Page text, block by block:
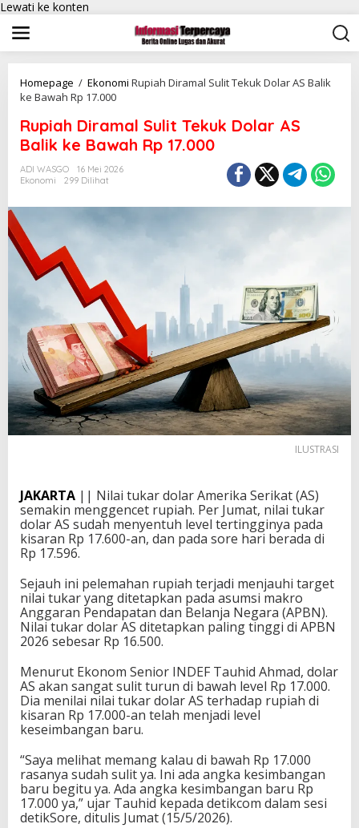
Lewati ke konten
Homepage / Ekonomi Rupiah Diramal Sulit Tekuk Dolar AS Balik
ke Bawah Rp 17.000
Rupiah Diramal Sulit Tekuk Dolar AS
Balik ke Bawah Rp 17.000
ADI WASGO
16 Mei 2026
Ekonomi
299 Dilihat
ILUSTRASI
JAKARTA || Nilai tukar dolar Amerika Serikat (AS)
semakin menggencet rupiah. Per Jumat, nilai tukar
dolar AS sudah menyentuh level tertingginya pada
kisaran Rp 17.600-an, dan pada sore hari berada di
Rp 17.596.
Sejauh ini pelemahan rupiah terjadi menjauhi target
nilai tukar yang ditetapkan pada asumsi makro
Anggaran Pendapatan dan Belanja Negara (APBN).
Nilai tukar dolar AS ditetapkan paling tinggi di APBN
2026 sebesar Rp 16.500.
Menurut Ekonom Senior INDEF Tauhid Ahmad, dolar
AS akan sangat sulit turun di bawah level Rp 17.000.
Dia menilai nilai tukar dolar AS terhadap rupiah di
kisaran Rp 17.000-an telah menjadi level
keseimbangan baru.
“Saya melihat memang kalau di bawah Rp 17.000
rasanya sudah sulit ya. Ini ada angka kesimbangan
baru begitu ya. Ada angka kesimbangan baru Rp
17.000 ya,” ujar Tauhid kepada detikcom dalam sesi
detikSore, ditulis Jumat (15/5/2026).